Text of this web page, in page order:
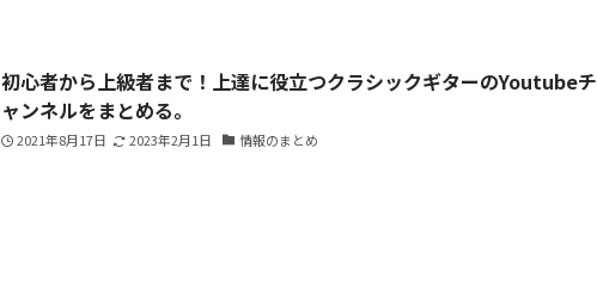
初心者から上級者まで！上達に役立つクラシックギターのYoutubeチ
ャンネルをまとめる。
2021年8月17日 2023年2月1日 情報のまとめ